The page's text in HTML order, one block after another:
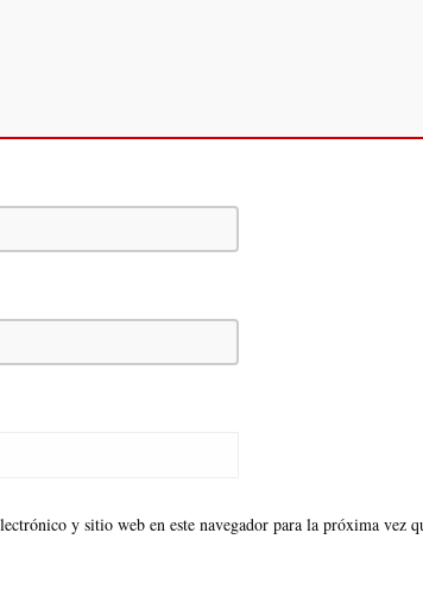
y sitio web en este navegador para la próxima vez